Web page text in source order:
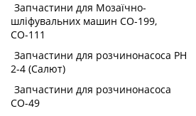
Запчастини для Мозаїчно-
шліфувальних машин СО-199,
СО-111
Запчастини для розчинонасоса РН
2-4 (Салют)
Запчастини для розчинонасоса
СО-49